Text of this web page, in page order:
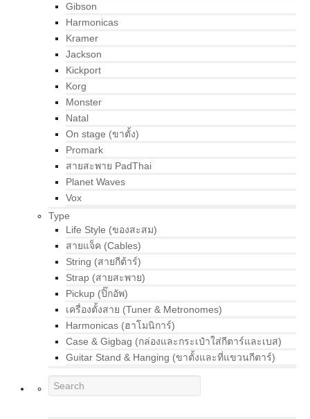
Gibson
Harmonicas
Kramer
Jackson
Kickport
Korg
Monster
Natal
On stage (ขาตั้ง)
Promark
สายสะพาย PadThai
Planet Waves
Vox
Type
Life Style (ของสะสม)
สายแจ็ค (Cables)
String (สายกีต้าร์)
Strap (สายสะพาย)
Pickup (ปิ๊กอัพ)
เครื่องตั้งสาย (Tuner & Metronomes)
Harmonicas (ฮาโมนิการ์)
Case & Gigbag (กล่องและกระเป๋าใส่กีตาร์และเบส)
Guitar Stand & Hanging (ขาตั้งและที่แขวนกีตาร์)